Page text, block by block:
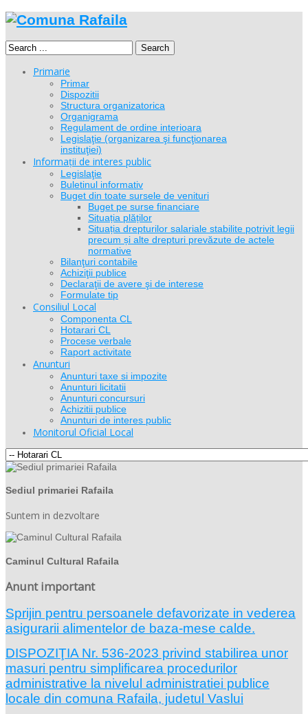
Search
Primarie
Primar
Dispozitii
Structura organizatorica
Organigrama
Regulament de ordine interioara
Legislaţie (organizarea şi funcţionarea
instituţiei)
Informații de interes public
Legislaţie
Buletinul informativ
Buget din toate sursele de venituri
Buget pe surse financiare
Situația plăților
Situația drepturilor salariale stabilite potrivit legii
precum și alte drepturi prevăzute de actele
normative
Bilanţuri contabile
Achiziţii publice
Declaraţii de avere şi de interese
Formulate tip
Consiliul Local
Componenta CL
Hotarari CL
Procese verbale
Raport activitate
Anunturi
Anunturi taxe si impozite
Anunturi licitatii
Anunturi concursuri
Achizitii publice
Anunturi de interes public
Monitorul Oficial Local
Sediul primariei Rafaila
Suntem in dezvoltare
Caminul Cultural Rafaila
Anunt important
Sprijin pentru persoanele defavorizate in vederea
asigurarii alimentelor de baza-mese calde.
DISPOZIŢIA Nr. 536-2023 privind stabilirea unor
masuri pentru simplificarea procedurilor
administrative la nivelul administratiei publice
locale din comuna Rafaila, judetul Vaslui